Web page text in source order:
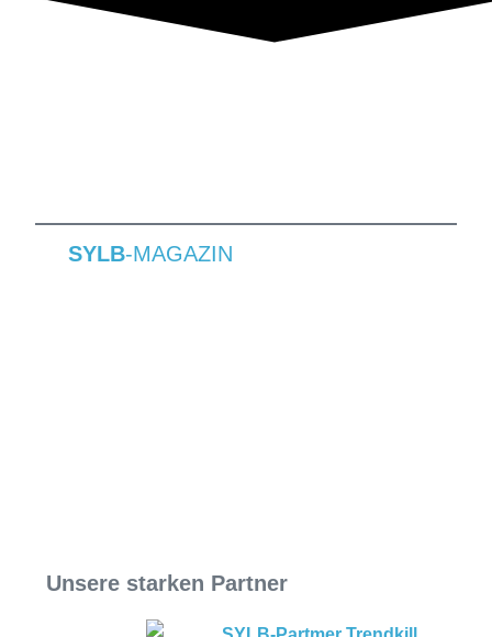
SYLB-MAGAZIN
Unsere starken Partner